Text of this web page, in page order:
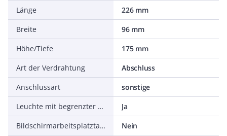
Länge
226 mm
Breite
96 mm
Höhe/Tiefe
175 mm
Art der Verdrahtung
Abschluss
Anschlussart
sonstige
Leuchte mit begrenzter Oberflächentemperatur D-Zeichen nach EN 60598-2-24
Ja
Bildschirmarbeitsplatztauglich nach EN 12464-1
Nein